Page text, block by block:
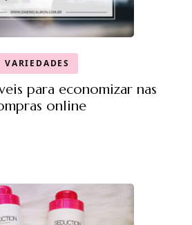
VARIEDADES
para economizar nas
online